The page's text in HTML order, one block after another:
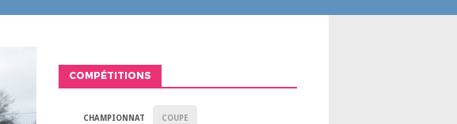
COMPÉTITIONS
CHAMPIONNAT COUPE